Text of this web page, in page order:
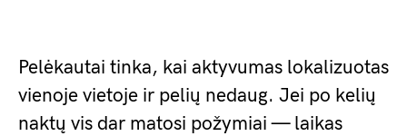
Pelėkautai tinka, kai aktyvumas lokalizuotas
vienoje vietoje ir pelių nedaug. Jei po kelių
naktų vis dar matosi požymiai — laikas